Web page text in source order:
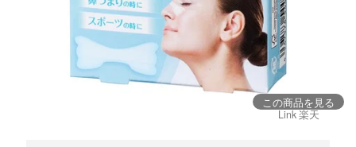
この商品を見る
Link 楽天